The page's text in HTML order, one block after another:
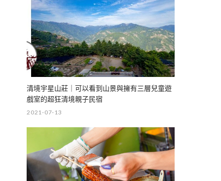
清境宇星山莊｜可以看到山景與擁有三層兒童遊
戲室的超狂清境親子民宿
2021-07-13